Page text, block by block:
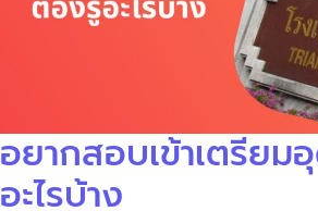
อยากสอบเข้าเตรีย
อะไรบ้าง